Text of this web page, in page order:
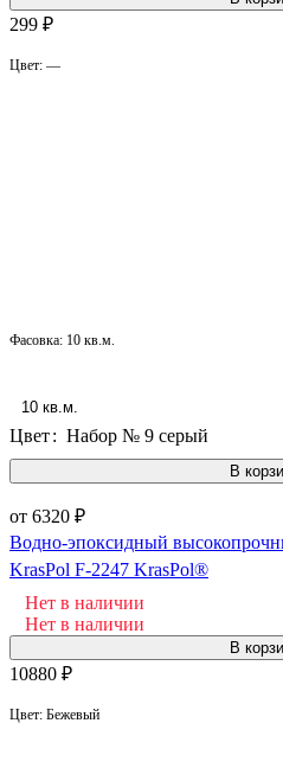
В
299 ₽
Цвет: —
Фасовка: 10 кв.м.
10 кв.м.
Цвет: Набор № 9 серый
от 6320 ₽
Водно-эпоксидный
KrasPol F-2247 KrasPol®
Нет в наличии
Нет в наличии
В
10880 ₽
Цвет: Бежевый